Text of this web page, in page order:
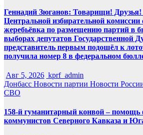
Геннадий Зюганов: Товарищи! Друзья!
Центральной избирательной комиссии
жеребьёвка по размещению партий в
выборах депутатов
представитель первым подошёл к
получила номер 8 в федеральном
Авг 5, 2026 kprf_admin
Донбасс Новости партии Новости
СВО
158-й гуманитарный конвой – помощь
коммунистов Северного Кавказа и